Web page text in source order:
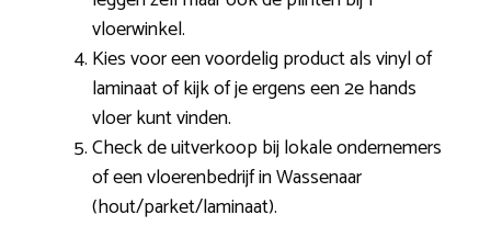
vloerwinkel.
Kies voor een voordelig product als vinyl of
laminaat of kijk of je ergens een 2e hands
vloer kunt vinden.
Check de uitverkoop bij lokale ondernemers
of een vloerenbedrijf in Wassenaar
(hout/parket/laminaat).